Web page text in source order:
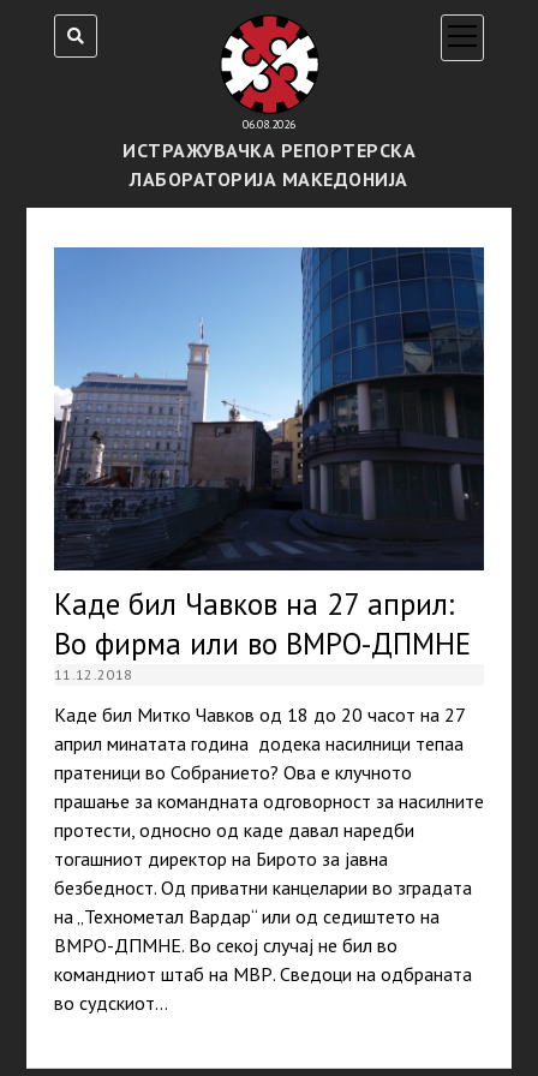
06.08.2026
ИСТРАЖУВАЧКА РЕПОРТЕРСКА
ЛАБОРАТОРИЈА МАКЕДОНИЈА
open
menu
Каде бил Чавков на 27 април:
Во фирма или во ВМРО-ДПМНЕ
11.12.2018
Каде бил Митко Чавков од 18 до 20 часот на 27
април минатата година додека насилници тепаа
пратеници во Собранието? Ова е клучното
прашање за командната одговорност за насилните
протести, односно од каде давал наредби
тогашниот директор на Бирото за јавна
безбедност. Од приватни канцеларии во зградата
на „Технометал Вардар“ или од седиштето на
ВМРО-ДПМНЕ. Во секој случај не бил во
командниот штаб на МВР. Сведоци на одбраната
во судскиот…